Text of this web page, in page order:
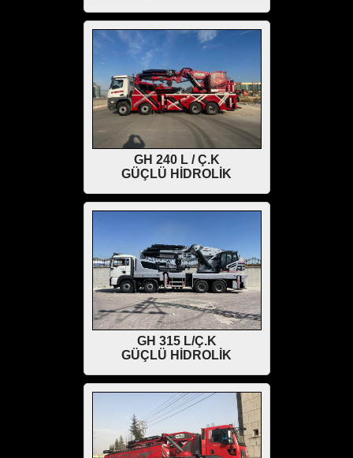
GH 240 L / Ç.K
GÜÇLÜ HİDROLİK
GH 315 L/Ç.K
GÜÇLÜ HİDROLİK